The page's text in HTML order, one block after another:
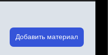
Добавить материал